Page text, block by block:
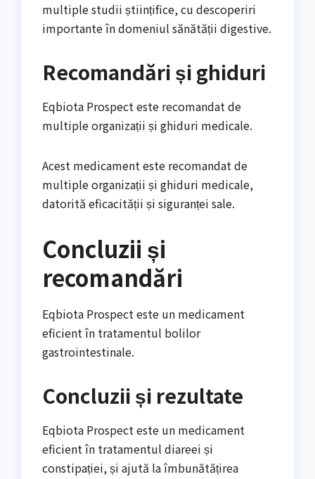
multiple studii științifice, cu descoperiri
importante în domeniul sănătății digestive.
Recomandări și ghiduri
Eqbiota Prospect este recomandat de
multiple organizații și ghiduri medicale.
Acest medicament este recomandat de
multiple organizații și ghiduri medicale,
datorită eficacității și siguranței sale.
Concluzii și
recomandări
Eqbiota Prospect este un medicament
eficient în tratamentul bolilor
gastrointestinale.
Concluzii și rezultate
Eqbiota Prospect este un medicament
eficient în tratamentul diareei și
constipației, și ajută la îmbunătățirea